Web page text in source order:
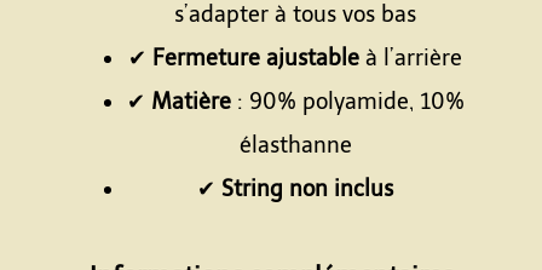
s’adapter à tous vos bas
✔ Fermeture ajustable à l’arrière
✔ Matière: 90% polyamide, 10%
élasthanne
✔ String non inclus